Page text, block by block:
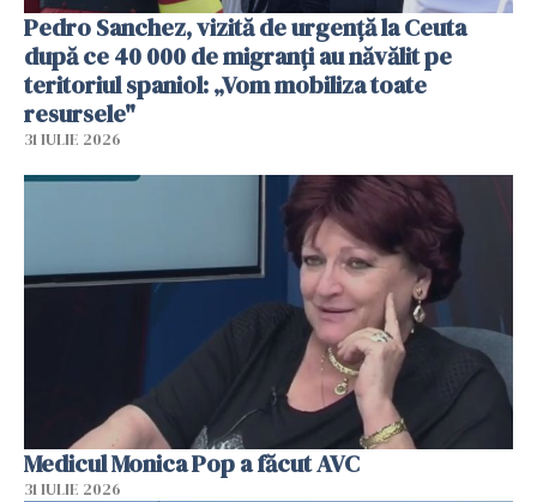
Pedro Sanchez, vizită de urgență la Ceuta
după ce 40 000 de migranți au năvălit pe
teritoriul spaniol: „Vom mobiliza toate
resursele"
31 IULIE 2026
Medicul Monica Pop a făcut AVC
31 IULIE 2026